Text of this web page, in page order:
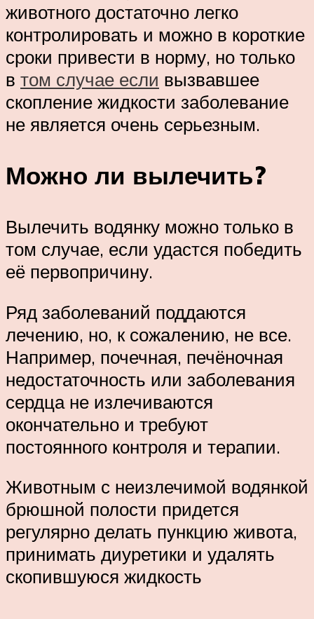
животного достаточно легко
контролировать и можно в короткие
сроки привести в норму, но только
в том случае если вызвавшее
скопление жидкости заболевание
не является очень серьезным.
Можно ли вылечить?
Вылечить водянку можно только в
том случае, если удастся победить
её первопричину.
Ряд заболеваний поддаются
лечению, но, к сожалению, не все.
Например, почечная, печёночная
недостаточность или заболевания
сердца не излечиваются
окончательно и требуют
постоянного контроля и терапии.
Животным с неизлечимой водянкой
брюшной полости придется
регулярно делать пункцию живота,
принимать диуретики и удалять
скопившуюся жидкость